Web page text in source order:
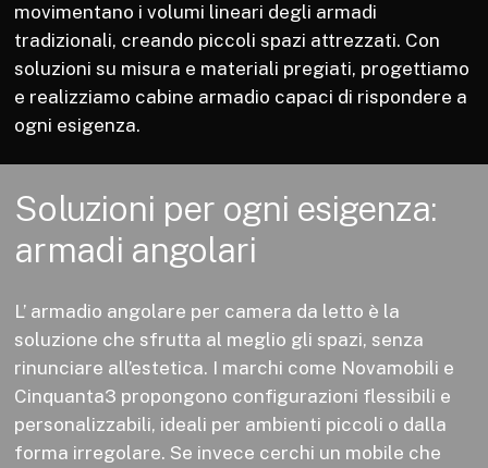
movimentano i volumi lineari degli armadi
tradizionali, creando piccoli spazi attrezzati. Con
soluzioni su misura e materiali pregiati, progettiamo
e realizziamo cabine armadio capaci di rispondere a
ogni esigenza.
Soluzioni per ogni esigenza:
armadi angolari
L’ armadio angolare per camera da letto è la
soluzione che sfrutta al meglio gli spazi, senza
rinunciare all’estetica. I marchi come Novamobili e
Cinquanta3 propongono configurazioni flessibili e
personalizzabili, ideali per ambienti piccoli o dalla
forma irregolare. Se invece cerchi un mobile che